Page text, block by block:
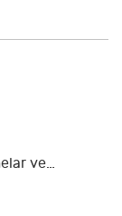
jaké moje
údajům
osobních
ve…